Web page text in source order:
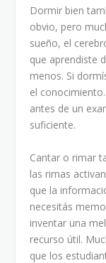
Dormir bien
obvio, pero
sueño, el
que aprendiste
menos. Si
el
antes de un
suficiente.
Cantar o rimar
las rimas
que la
necesitás
inventar una
recurso útil.
que los